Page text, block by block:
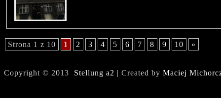
Strona 1 z 10 1 2 3 4 5 6 7 8 9 10 »
Copyright © 2013 Stellung a2 | Created by Maciej